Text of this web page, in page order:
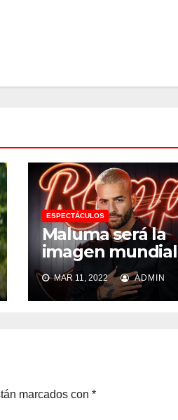
ESPECTÁCULOS
Maluma será la
imagen
Rappi
MAR 11, 2022 ADMIN
marcados con *